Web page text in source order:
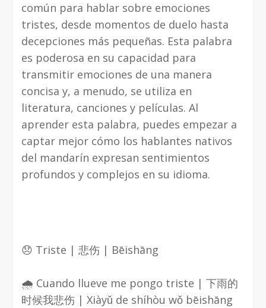
común para hablar sobre emociones
tristes, desde momentos de duelo hasta
decepciones más pequeñas. Esta palabra
es poderosa en su capacidad para
transmitir emociones de una manera
concisa y, a menudo, se utiliza en
literatura, canciones y películas. Al
aprender esta palabra, puedes empezar a
captar mejor cómo los hablantes nativos
del mandarín expresan sentimientos
profundos y complejos en su idioma.
😞 Triste | 悲伤 | Bēishāng
🌧 Cuando llueve me pongo triste | 下雨的
时候我悲伤 | Xiàyǔ de shíhòu wǒ bēishāng